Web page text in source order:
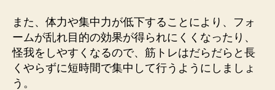
また、体力や集中力が低下することにより、フォ
ームが乱れ目的の効果が得られにくくなったり、
怪我をしやすくなるので、筋トレはだらだらと長
くやらずに短時間で集中して行うようにしましょ
う。